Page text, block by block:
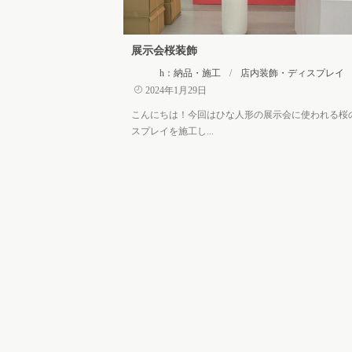
展示会桜装飾
h：納品・施工 /
店内装飾・ディスプレイ
2024年1月29日
こんにちは！今回はひな人形の展示会に使われる桜
スプレイを施工し...